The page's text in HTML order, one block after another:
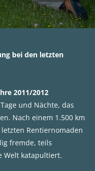
bei den letzten
2011/2012
und Nächte, das
Nach einem 1.500 km
Rentiernomaden
fremde, teils
Welt katapultiert.